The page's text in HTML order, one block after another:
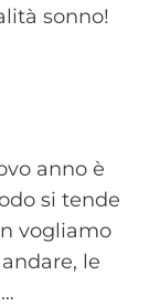
sonno!
anno è
si tende
vogliamo
le